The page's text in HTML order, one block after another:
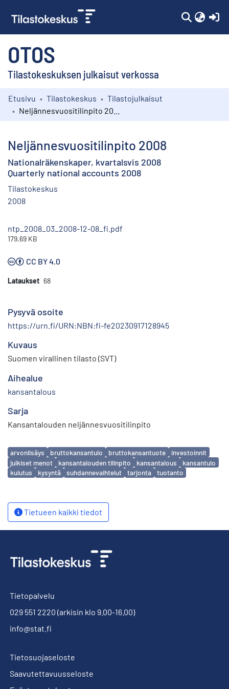
OTOS
Tilastokeskuksen julkaisut verkossa
Kokoelmat
Etusivu Tilastokeskus
Tilastojulkaisut
Neljännesvuositilinpito 2008
Nationalräkenskaper, kvartalsvis 2008
Quarterly national accounts 2008
Tilastokeskus
2008
ntp_2008_03_2008-12-08_fi.pdf
179.69 KB
CC BY 4.0
Lataukset 68
Pysyvä osoite
https://urn.fi/URN:NBN:fi-fe20230917128945
Kuvaus
Suomen virallinen tilasto (SVT)
Aihealue
kansantalous
Sarja
Kansantalouden neljännesvuositilinpito
Avainsanat
arvonlisäys bruttokansantulo bruttokansantuote
investoinnit
julkiset menot
kansantalouden tilinpito kansantalous
kansantulo
kulutus
kysyntä suhdannevaihtelut tarjonta tuotanto
Tietueen kaikki tiedot
Tietopalvelu
029 551 2220 (arkisin klo 9.00-16.00)
info@stat.fi
Tietosuojaseloste
Saavutettavuusseloste